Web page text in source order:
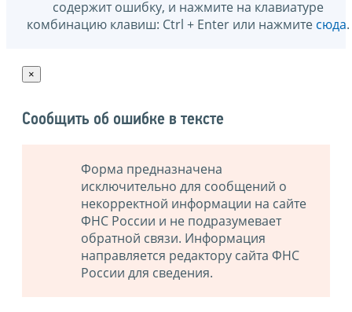
содержит ошибку, и нажмите на клавиатуре
комбинацию клавиш: Ctrl + Enter или нажмите сюда.
×
Сообщить об ошибке в тексте
Форма предназначена
исключительно для сообщений о
некорректной информации на сайте
ФНС России и не подразумевает
обратной связи. Информация
направляется редактору сайта ФНС
России для сведения.